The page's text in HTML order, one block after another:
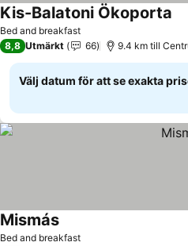
Bed and breakfast
Kis-Balatoni Ökoporta
8,8 Utmärkt 66 9.4 km till
Välj datum för att se exakta
Bed and breakfast
Mismás